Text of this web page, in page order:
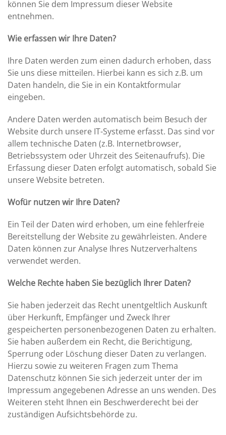
können Sie dem Impressum dieser Website
entnehmen.
Wie erfassen wir Ihre Daten?
Ihre Daten werden zum einen dadurch erhoben, dass
Sie uns diese mitteilen. Hierbei kann es sich z.B. um
Daten handeln, die Sie in ein Kontaktformular
eingeben.
Andere Daten werden automatisch beim Besuch der
Website durch unsere IT-Systeme erfasst. Das sind vor
allem technische Daten (z.B. Internetbrowser,
Betriebssystem oder Uhrzeit des Seitenaufrufs). Die
Erfassung dieser Daten erfolgt automatisch, sobald Sie
unsere Website betreten.
Wofür nutzen wir Ihre Daten?
Ein Teil der Daten wird erhoben, um eine fehlerfreie
Bereitstellung der Website zu gewährleisten. Andere
Daten können zur Analyse Ihres Nutzerverhaltens
verwendet werden.
Welche Rechte haben Sie bezüglich Ihrer Daten?
Sie haben jederzeit das Recht unentgeltlich Auskunft
über Herkunft, Empfänger und Zweck Ihrer
gespeicherten personenbezogenen Daten zu erhalten.
Sie haben außerdem ein Recht, die Berichtigung,
Sperrung oder Löschung dieser Daten zu verlangen.
Hierzu sowie zu weiteren Fragen zum Thema
Datenschutz können Sie sich jederzeit unter der im
Impressum angegebenen Adresse an uns wenden. Des
Weiteren steht Ihnen ein Beschwerderecht bei der
zuständigen Aufsichtsbehörde zu.